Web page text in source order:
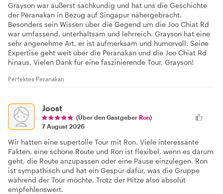
Grayson war äußerst sachkundig und hat uns die Geschichte
der Peranakan in Bezug auf Singapur nähergebracht.
Besonders sein Wissen über die Gegend um die Joo Chiat Rd
war umfassend, unterhaltsam und lehrreich. Grayson hat eine
sehr angenehme Art, er ist aufmerksam und humorvoll. Seine
Expertise geht weit über die Peranakan und die Joo Chiat Rd
hinaus. Vielen Dank für eine faszinierende Tour, Grayson!
Perfektes Peranakan
Joost
(Über den Gastgeber Ron)
7 August 2026
Wir hatten eine supertolle Tour mit Ron. Viele interessante
Fakten, eine schöne Route und Ron ist flexibel, wenn es darum
geht, die Route anzupassen oder eine Pause einzulegen. Ron
ist sympathisch und hat ein Gespür dafür, was die Gruppe
während der Tour möchte. Trotz der Hitze also absolut
empfehlenswert.